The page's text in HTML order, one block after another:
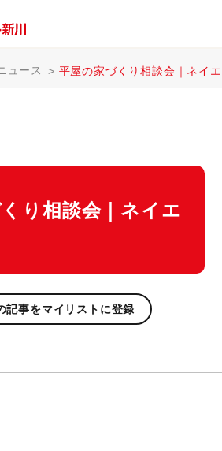
ュース 平屋の家づくり相談会｜ネイエ
り相談会｜ネイエ
記事をマイリストに登録